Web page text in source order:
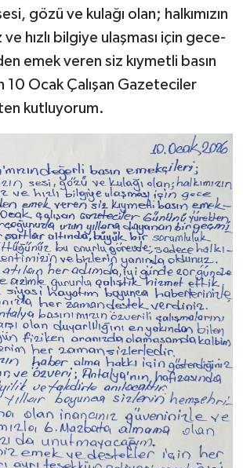
gözü ve kulağı olan; halkımızın
hızlı bilgiye ulaşması için gece-
emek veren siz kıymetli basın
10 Ocak Çalışan Gazeteciler
kutluyorum.